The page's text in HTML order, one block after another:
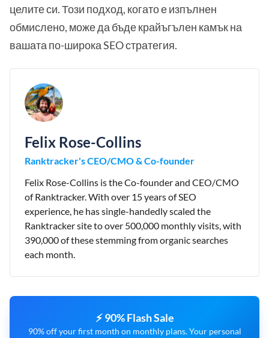
целите си. Този подход, когато е изпълнен
обмислено, може да бъде крайъгълен камък на
вашата по-широка SEO стратегия.
Felix Rose-Collins
Ranktracker's CEO/CMO & Co-founder
Felix Rose-Collins is the Co-founder and CEO/CMO
of Ranktracker. With over 15 years of SEO
experience, he has single-handedly scaled the
Ranktracker site to over 500,000 monthly visits, with
390,000 of these stemming from organic searches
each month.
⚡ 90% Flash Sale
90% off your first month on monthly plans. Your personal